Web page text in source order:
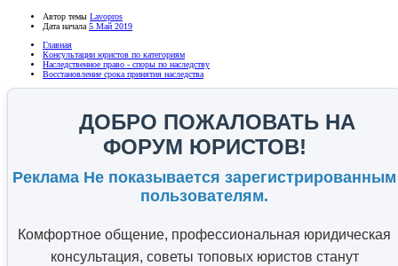
Автор темы Lavopros
Дата начала 5 Май 2019
Главная
Консультации юристов по категориям
Наследственное право - споры по наследству
Восстановление срока принятия наследства
ДОБРО ПОЖАЛОВАТЬ НА
ФОРУМ ЮРИСТОВ!
Реклама Не показывается зарегистрированным
пользователям.
Комфортное общение, профессиональная юридическая
консультация, советы топовых юристов станут